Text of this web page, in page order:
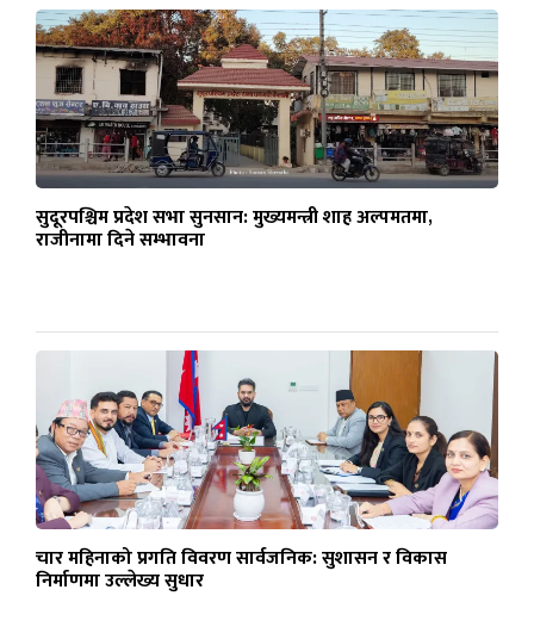
सुदूरपश्चिम प्रदेश सभा सुनसान: मुख्यमन्त्री शाह अल्पमतमा,
राजीनामा दिने सम्भावना
चार महिनाको प्रगति विवरण सार्वजनिक: सुशासन र विकास
निर्माणमा उल्लेख्य सुधार